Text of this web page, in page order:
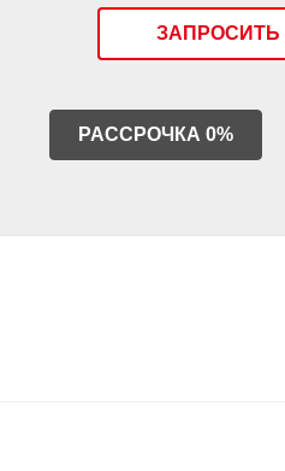
ЗАПРОСИТЬ
РАССРОЧКА 0%